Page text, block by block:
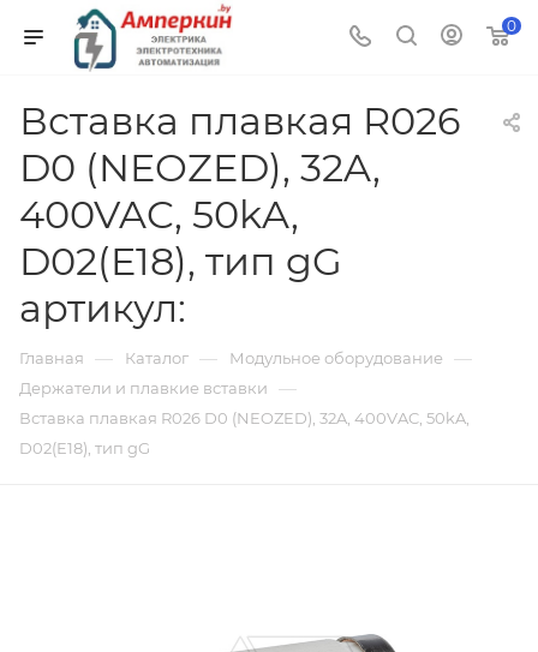
0
Вставка плавкая R026
D0 (NEOZED), 32A,
400VAC, 50kA,
D02(E18), тип gG
артикул:
Главная — Каталог — Модульное оборудование —
Держатели и плавкие вставки —
Вставка плавкая R026 D0 (NEOZED), 32A, 400VAC, 50kA,
D02(E18), тип gG